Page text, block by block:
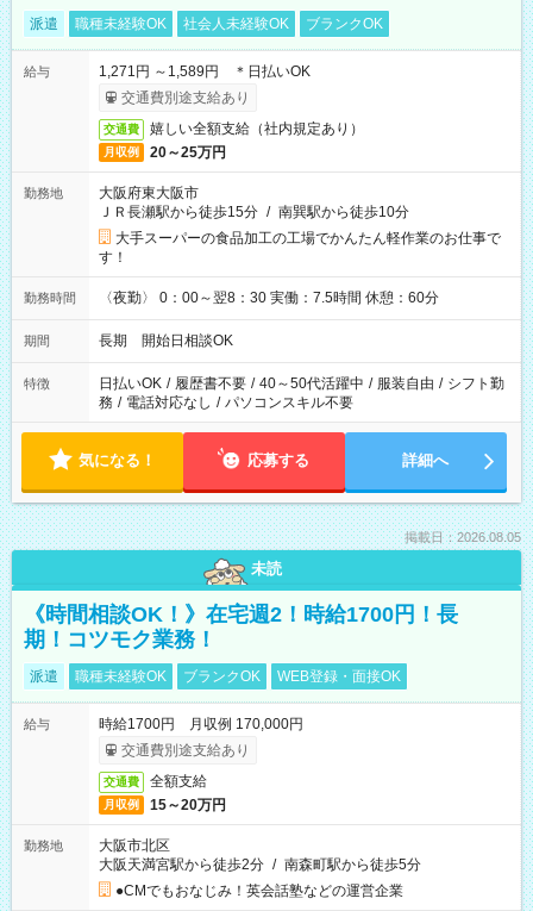
派遣 職種未経験OK 社会人未経験OK ブランクOK
給与
1,271円 ～1,589円 ＊日払いOK
交通費別途支給あり
交通費 嬉しい全額支給（社内規定あり）
月収例 20～25万円
勤務地
大阪府東大阪市
ＪＲ長瀬駅から徒歩15分 / 南巽駅から徒歩10分
大手スーパーの食品加工の工場でかんたん軽作業のお仕事で
す！
勤務時間 〈夜勤〉 0：00～翌8：30 実働：7.5時間 休憩：60分
期間 長期 開始日相談OK
特徴 日払いOK / 履歴書不要 / 40～50代活躍中 / 服装自由 / シフト勤
務 / 電話対応なし / パソコンスキル不要
気になる！ 応募する 詳細へ
掲載日：2026.08.05
未読
《時間相談OK！》在宅週2！時給1700円！長
期！コツモク業務！
派遣 職種未経験OK ブランクOK WEB登録・面接OK
給与
時給1700円 月収例 170,000円
交通費別途支給あり
交通費 全額支給
月収例 15～20万円
勤務地
大阪市北区
大阪天満宮駅から徒歩2分 / 南森町駅から徒歩5分
●CMでもおなじみ！英会話塾などの運営企業